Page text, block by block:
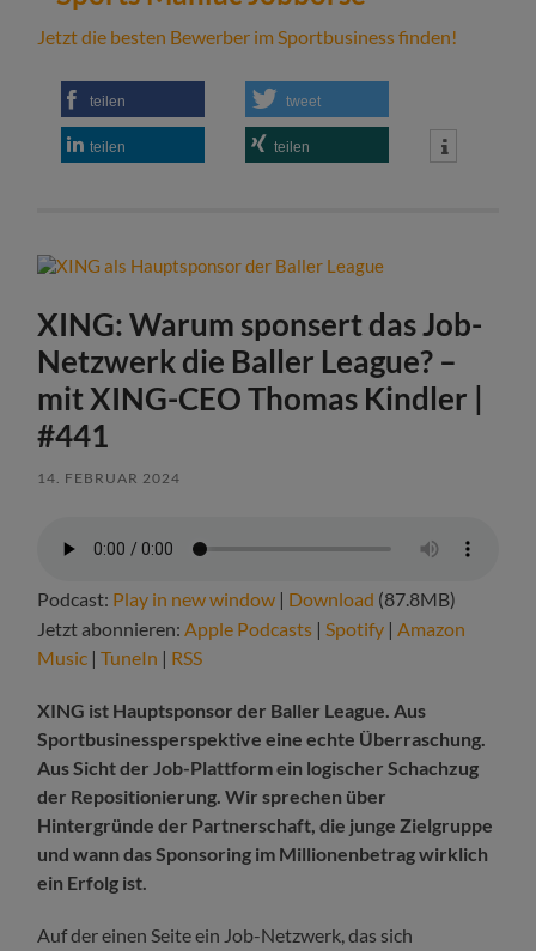
Jetzt die besten Bewerber im Sportbusiness finden!
teilen tweet
teilen teilen
XING: Warum sponsert das Job-
Netzwerk die Baller League? –
mit XING-CEO Thomas Kindler |
#441
14. FEBRUAR 2024
Podcast: Play in new window | Download (87.8MB)
Jetzt abonnieren:Apple Podcasts |Spotify |Amazon
Music |TuneIn | RSS
XING ist Hauptsponsor der Baller League. Aus
Sportbusinessperspektive eine echte Überraschung.
Aus Sicht der Job-Plattform ein logischer Schachzug
der Repositionierung. Wir sprechen über
Hintergründe der Partnerschaft, die junge Zielgruppe
und wann das Sponsoring im Millionenbetrag wirklich
ein Erfolg ist.
Auf der einen Seite ein Job-Netzwerk, das sich